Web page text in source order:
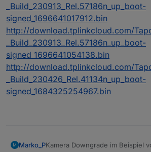
_Build_230913_Rel.57186n_up_boot-
signed_1696641017912.bin
http://download.tplinkcloud.com/
_Build_230913_Rel.57186n_up_boot-
signed_1696641054138.bin
http://download.tplinkcloud.com/
_Build_230426_Rel.41134n_up_boot-
signed_1684325254967.bin
Marko_PKamera Downgrade im Beispiel